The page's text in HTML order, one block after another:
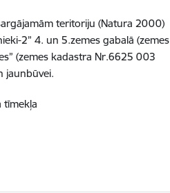
teritoriju (Natura 2000)
2” 4. un 5.zemes gabalā (zemes
(zemes kadastra Nr.6625 003
jaunbūvei.
tīmekļa